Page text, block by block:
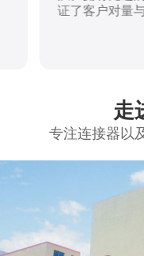
证了客户对量
走
专注连接器以